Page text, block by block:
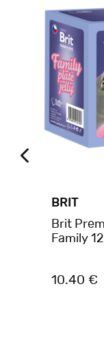
BRIT
Brit
Family
10.40 €